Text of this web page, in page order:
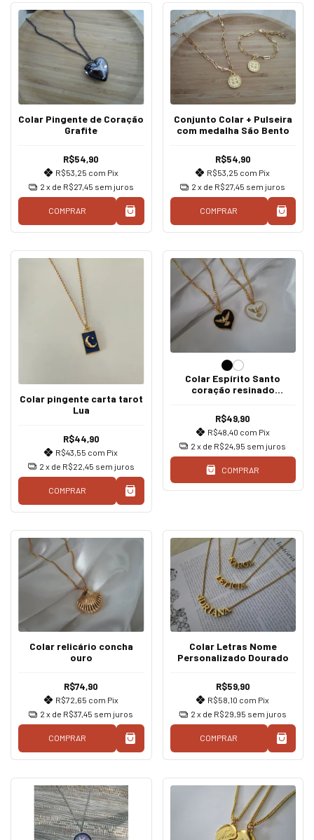
Colar Pingente de Coração
Grafite
R$54,90
R$53,25 com Pix
2 x de R$27,45 sem juros
COMPRAR
Conjunto Colar + Pulseira
com medalha São Bento
R$54,90
R$53,25 com Pix
2 x de R$27,45 sem juros
COMPRAR
Colar pingente carta tarot
Lua
R$44,90
R$43,55 com Pix
2 x de R$22,45 sem juros
COMPRAR
Colar Espírito Santo
coração resinado
R$49,90
R$48,40 com Pix
2 x de R$24,95 sem juros
COMPRAR
Colar relicário concha
ouro
R$74,90
R$72,65 com Pix
2 x de R$37,45 sem juros
COMPRAR
Colar Letras Nome
Personalizado Dourado
R$59,90
R$58,10 com Pix
2 x de R$29,95 sem juros
COMPRAR